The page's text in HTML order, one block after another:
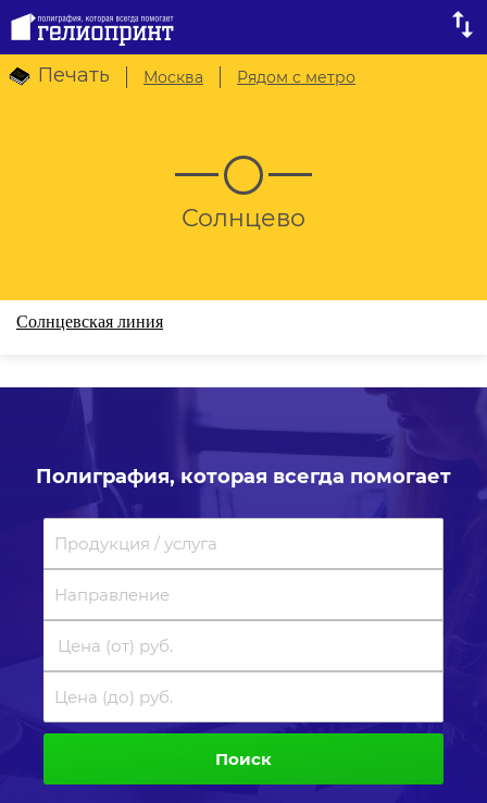
Печать Москва Рядом с метро
Солнцево
Солнцевская линия
Полиграфия, которая всегда помогает
Поиск